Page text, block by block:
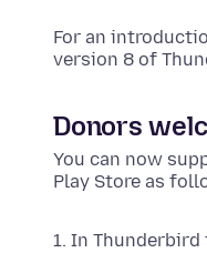
For an
version 8 of
Donors
You can now
Play Store as
In Thunderbird